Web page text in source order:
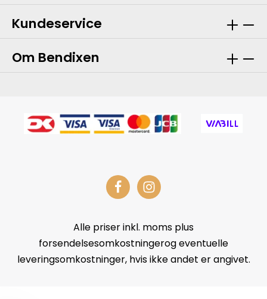
Kundeservice
Om Bendixen
Alle priser inkl. moms plus
forsendelsesomkostningerog eventuelle
leveringsomkostninger, hvis ikke andet er angivet.